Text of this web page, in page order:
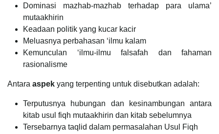
Dominasi mazhab-mazhab terhadap para ulama’
mutaakhirin
Keadaan politik yang kucar kacir
Meluasnya perbahasan ‘ilmu kalam
Kemunculan ‘ilmu-ilmu falsafah dan fahaman
rasionalisme
Antara aspek yang terpenting untuk disebutkan adalah:
Terputusnya hubungan dan kesinambungan antara
kitab usul fiqh mutaakhirin dan kitab sebelumnya
Tersebarnya taqlid dalam permasalahan Usul Fiqh